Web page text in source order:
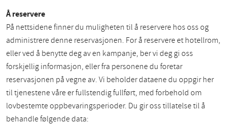
Å reservere
På nettsidene finner du muligheten til å reservere hos oss og
administrere denne reservasjonen. For å reservere et hotellrom,
eller ved å benytte deg av en kampanje, ber vi deg gi oss
forskjellig informasjon, eller fra personene du foretar
reservasjonen på vegne av. Vi beholder dataene du oppgir her
til tjenestene våre er fullstendig fullført, med forbehold om
lovbestemte oppbevaringsperioder. Du gir oss tillatelse til å
behandle følgende data: